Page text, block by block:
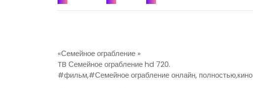
«Семейное ограбление »
TB Семейное ограбление hd 720.
#фильм,#Семейное ограбление онлайн, полностью,кино